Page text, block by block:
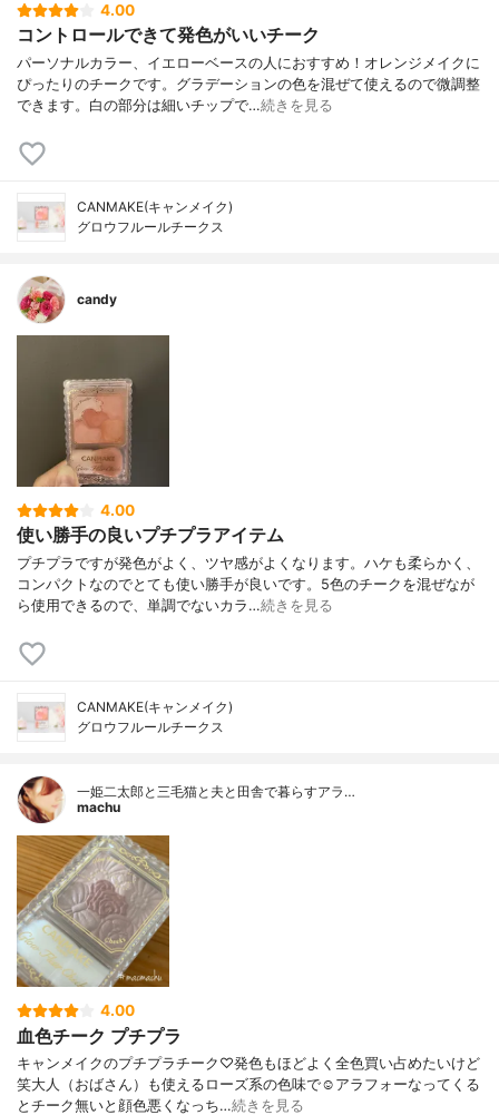
4.00
コントロールできて発色がいいチーク
パーソナルカラー、イエローベースの人におすすめ！オレンジメイクに
ぴったりのチークです。グラデーションの色を混ぜて使えるので微調整
できます。白の部分は細いチップで…続きを見る
CANMAKE(キャンメイク)
グロウフルールチークス
candy
4.00
使い勝手の良いプチプラアイテム
プチプラですが発色がよく、ツヤ感がよくなります。ハケも柔らかく、
コンパクトなのでとても使い勝手が良いです。5色のチークを混ぜなが
ら使用できるので、単調でないカラ…続きを見る
CANMAKE(キャンメイク)
グロウフルールチークス
一姫二太郎と三毛猫と夫と田舎で暮らすアラ…
machu
4.00
血色チーク プチプラ
キャンメイクのプチプラチーク♡発色もほどよく全色買い占めたいけど
笑大人（おばさん）も使えるローズ系の色味で☺︎アラフォーなってくる
とチーク無いと顔色悪くなっち…続きを見る